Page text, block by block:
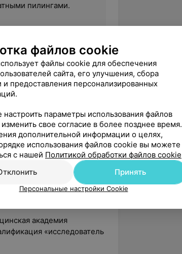
пилингами.
ГУ «Республиканский
и более 30
медицинский
академия
«исследователь
файлов cookie
файлы cookie для обеспечения
сайта, его улучшения, сбора
и предоставления персонализированных
параметры использования файлов
свое согласие в более позднее время.
дополнительной информации о целях,
использования файлов cookie вы можете
с нашей Политикой обработки файлов cookie
Принять
Персональные настройки Cookie